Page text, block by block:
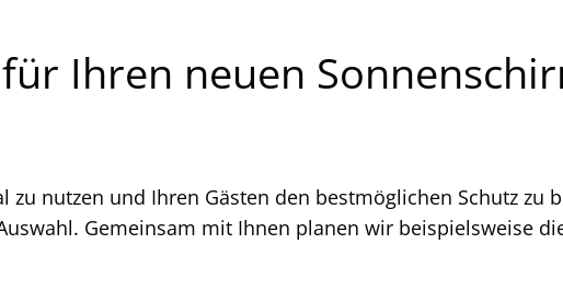
Ihren neuen
nutzen und Ihren Gästen den bestmöglichen Schutz zu
Gemeinsam mit Ihnen planen wir beispielsweise